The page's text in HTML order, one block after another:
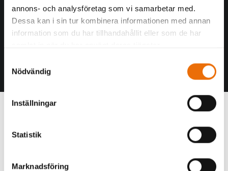
annons- och analysföretag som vi samarbetar med.
Dessa kan i sin tur kombinera informationen med annan
information som du har tillhandahållit eller som de har
Nödvändig
Inställningar
Statistik
Marknadsföring
English
säkerhetsskydd
2022-02-09 Hur ska man som verksam
kring…